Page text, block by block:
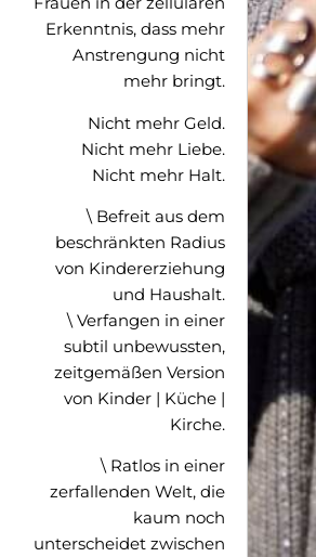
Erkenntnis, dass mehr
Anstrengung nicht
mehr bringt.
Nicht mehr Geld.
Nicht mehr Liebe.
Nicht mehr Halt.
\ Befreit aus dem
beschränkten Radius
von Kindererziehung
und Haushalt.
\ Verfangen in einer
subtil unbewussten,
zeitgemäßen Version
von Kinder | Küche |
Kirche.
\ Ratlos in einer
zerfallenden Welt, die
kaum noch
unterscheidet zwischen